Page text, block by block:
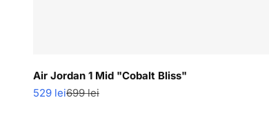
Air Jordan 1 Mid "Cobalt Bliss"
Pret redus
529 leiPret normal
699 lei